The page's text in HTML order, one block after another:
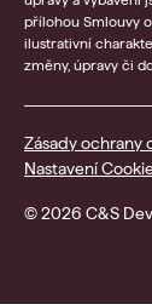
přílohou Smlouvy
ilustrativní
změny, úpravy či
© 2026 C&S
Zásady ochrany
Nastavení